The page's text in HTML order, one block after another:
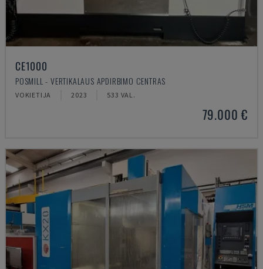
CE1000
POSMILL - VERTIKALAUS APDIRBIMO CENTRAS
VOKIETIJA 2023 533 VAL.
79.000 €